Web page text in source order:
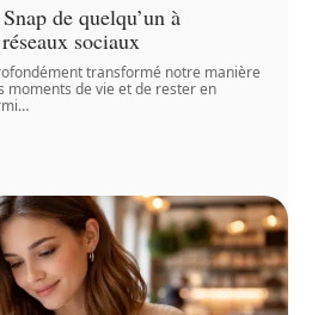
de quelqu’un à
sociaux
transformé notre manière
moments de vie et de rester en
…